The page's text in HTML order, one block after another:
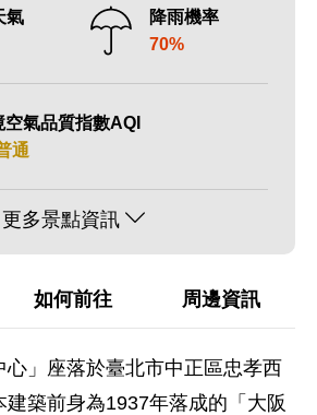
氣
降雨機率
70%
空氣品質指數AQI
通
更多景點資訊
如何前往 周邊資訊
心」座落於臺北市中正區忠孝西
建築前身為1937年落成的「大阪